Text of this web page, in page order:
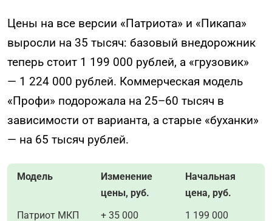
Цены на все версии «Патриота» и «Пикапа»
выросли на 35 тысяч: базовый внедорожник
теперь стоит 1 199 000 рублей, а «грузовик»
— 1 224 000 рублей. Коммерческая модель
«Профи» подорожала на 25–60 тысяч в
зависимости от варианта, а старые «буханки»
— на 65 тысяч рублей.
Модель
Изменение
цены, руб.
Начальная
цена, руб.
Патриот МКП
+ 35 000 1 199 000